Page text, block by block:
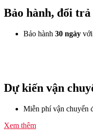
Bảo hành, đổi trả
Bảo hành 30 ngày
Dự kiến vận
Miễn phí vận chuyển
Xem thêm